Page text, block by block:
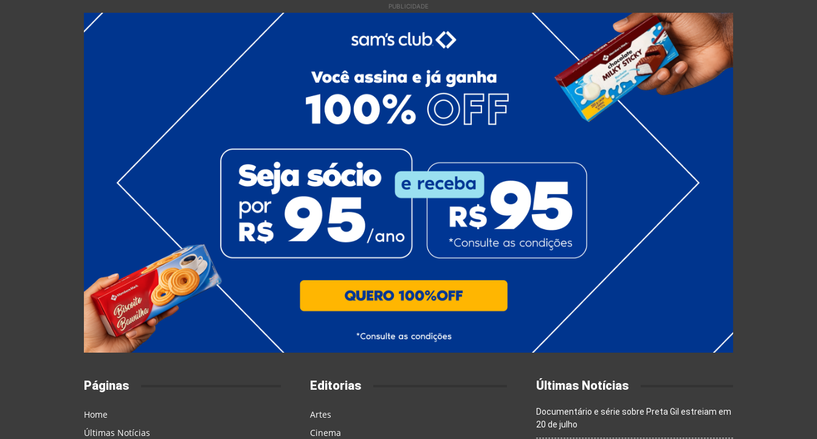
PUBLICIDADE
Páginas
Home
Últimas Notícias
Editorias
Artes
Cinema
Últimas Notícias
Documentário e série sobre Preta Gil estreiam em
20 de julho